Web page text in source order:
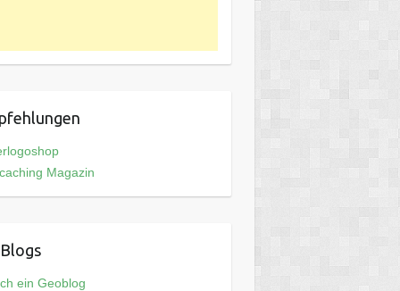
Magazin
ein Geoblog